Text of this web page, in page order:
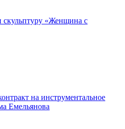
скульптуру «Женщина с
на инструментальное
Емельянова